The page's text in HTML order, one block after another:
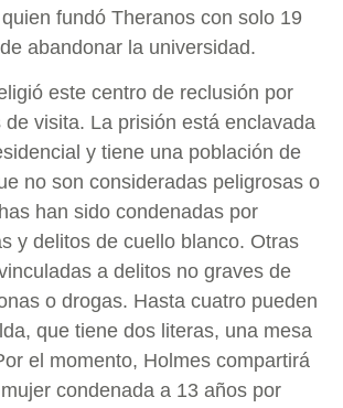
fundó Theranos con solo 19
abandonar la universidad.
este centro de reclusión por
visita. La prisión está enclavada
y tiene una población de
no son consideradas peligrosas o
han sido condenadas por
y delitos de cuello blanco. Otras
a delitos no graves de
o drogas. Hasta cuatro pueden
que tiene dos literas, una mesa
el momento, Holmes compartirá
condenada a 13 años por